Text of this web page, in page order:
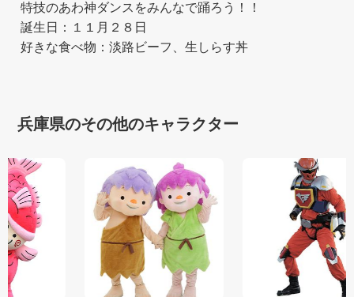
特技のあわ神ダンスをみんなで踊ろう！！
誕生日：１１月２８日
好きな食べ物：淡路ビーフ、生しらす丼
兵庫県のその他のキャラクター